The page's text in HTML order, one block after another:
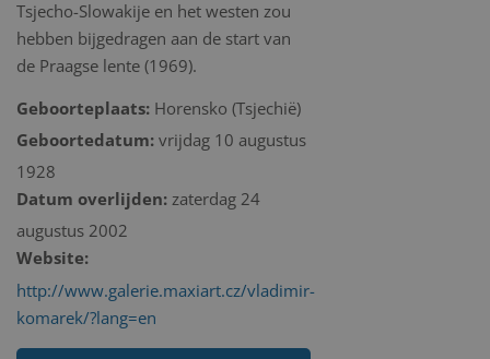
Tsjecho-Slowakije en het westen zou
hebben bijgedragen aan de start van
de Praagse lente (1969).
Geboorteplaats: Horensko (Tsjechië)
Geboortedatum: vrijdag 10 augustus
1928
Datum overlijden: zaterdag 24
augustus 2002
Website:
http://www.galerie.maxiart.cz/vladimir-
komarek/?lang=en